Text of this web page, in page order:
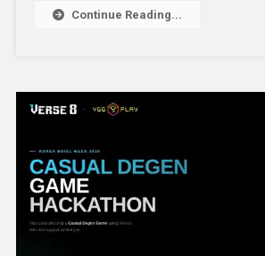
Continue Reading...